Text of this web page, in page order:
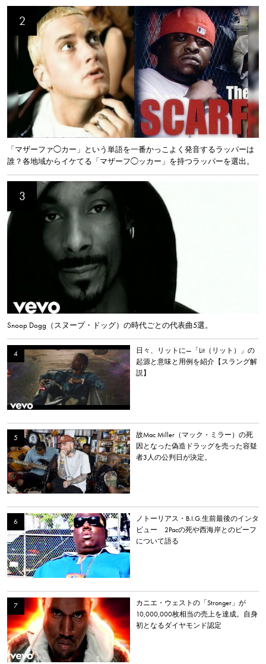
「マザーファ◯カー」という単語を一番かっこよく発音するラッパーは
誰？各地域からイケてる「マザーフ◯ッカー」を持つラッパーを選出。
Snoop Dogg（スヌープ・ドッグ）の時代ごとの代表曲5選。
日々、リットに—「Lit（リット）」の
起源と意味と用例を紹介【スラング解
説】
故Mac Miller（マック・ミラー）の死
因となった偽造ドラッグを売った容疑
者3人の公判日が決定。
ノトーリアス・B.I.G.生前最後のインタ
ビュー 2Pacの死や西海岸とのビーフ
について語る
カニエ・ウェストの「Stronger」が
10,000,000枚相当の売上を達成。自身
初となるダイヤモンド認定